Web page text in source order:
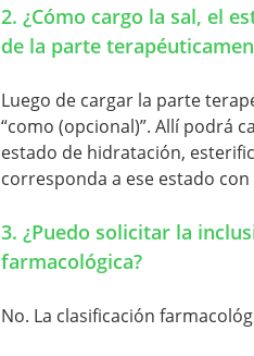
2. ¿Cómo cargo la sal, el
de la parte
Luego de cargar la parte
“como (opcional)”. Allí podrá
estado de hidratación,
corresponda a ese estado
3. ¿Puedo solicitar la
farmacológica?
No. La clasificación